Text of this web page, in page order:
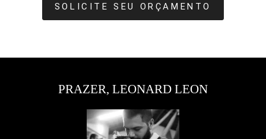
SOLICITE SEU ORÇAMENTO
PRAZER, LEONARD LEON